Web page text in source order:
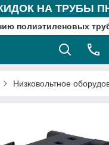
НА ТРУБЫ
полиэтиленовых
Низковольтное